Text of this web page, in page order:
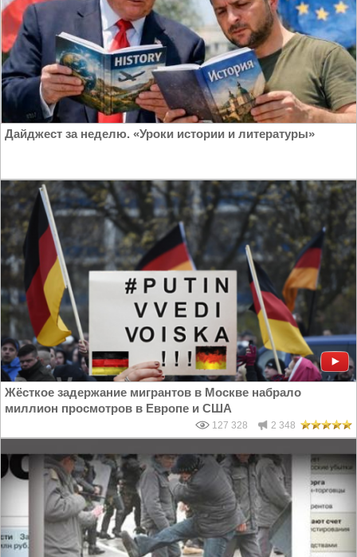
Дайджест за неделю. «Уроки истории и литературы»
Жёсткое задержание мигрантов в Москве набрало
миллион просмотров в Европе и США
127 328 2 348